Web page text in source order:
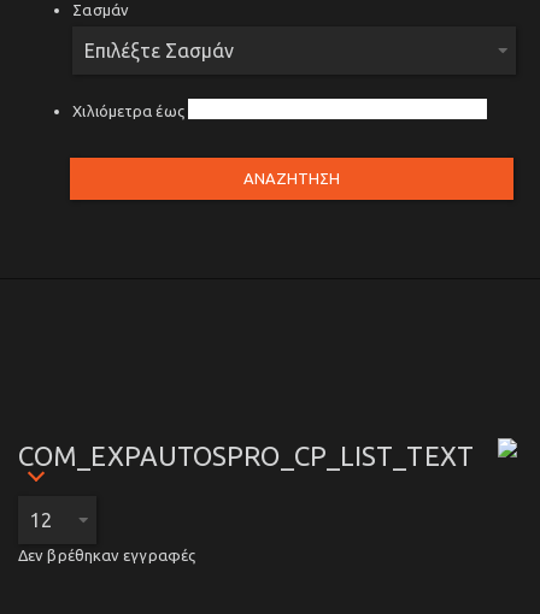
Σασμάν
Χιλιόμετρα έως
ΑΝΑΖΗΤΗΣΗ
COM_EXPAUTOSPRO_CP_LIST_TEXT
Δεν βρέθηκαν εγγραφές